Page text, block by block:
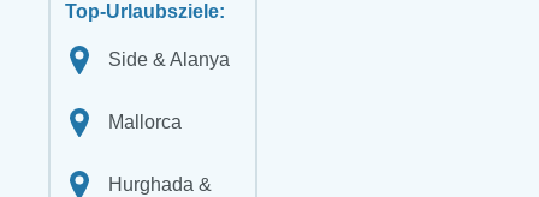
Top-Urlaubsziele:
Side & Alanya
Mallorca
Hurghada &